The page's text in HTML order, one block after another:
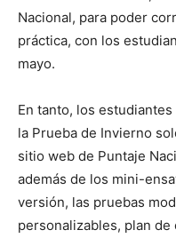
Nacional, para poder
práctica, con los
mayo.
En tanto, los
la Prueba de Invierno
sitio web de Puntaje
además de los mini-
versión, las pruebas
personalizables, plan